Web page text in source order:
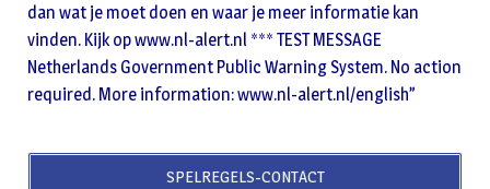
dan wat je moet doen en waar je meer informatie kan
vinden. Kijk op www.nl-alert.nl *** TEST MESSAGE
Netherlands Government Public Warning System. No action
required. More information: www.nl-alert.nl/english”
SPELREGELS-CONTACT